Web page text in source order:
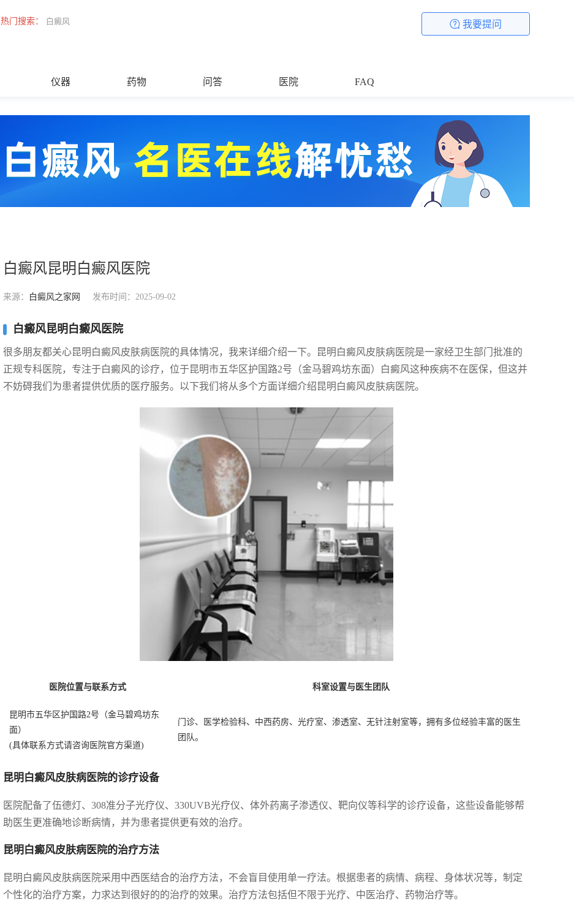
热门搜索： 白癜风 我要提问
仪器 药物 问答 医院 FAQ
白癜风昆明白癜风医院
来源： 白癜风之家网 发布时间：2025-09-02
白癜风昆明白癜风医院
很多朋友都关心昆明白癜风皮肤病医院的具体情况，我来详细介绍一下。昆明白癜风皮肤病医院是一家经卫生部门批准的
正规专科医院，专注于白癜风的诊疗，位于昆明市五华区护国路2号（金马碧鸡坊东面）白癜风这种疾病不在医保，但这并
不妨碍我们为患者提供优质的医疗服务。以下我们将从多个方面详细介绍昆明白癜风皮肤病医院。
医院位置与联系方式 科室设置与医生团队
昆明市五华区护国路2号（金马碧鸡坊东
面）
(具体联系方式请咨询医院官方渠道)
门诊、医学检验科、中西药房、光疗室、渗透室、无针注射室等，拥有多位经验丰富的医生
团队。
昆明白癜风皮肤病医院的诊疗设备
医院配备了伍德灯、308准分子光疗仪、330UVB光疗仪、体外药离子渗透仪、靶向仪等科学的诊疗设备，这些设备能够帮
助医生更准确地诊断病情，并为患者提供更有效的治疗。
昆明白癜风皮肤病医院的治疗方法
昆明白癜风皮肤病医院采用中西医结合的治疗方法，不会盲目使用单一疗法。根据患者的病情、病程、身体状况等，制定
个性化的治疗方案，力求达到很好的的治疗的效果。治疗方法包括但不限于光疗、中医治疗、药物治疗等。